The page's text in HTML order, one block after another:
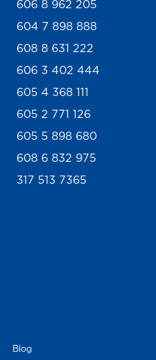
606 8 962 205
604 7 898 888
608 8 631 222
606 3 402 444
605 4 368 111
605 2 771 126
605 5 898 680
608 6 832 975
317 513 7365
Blog